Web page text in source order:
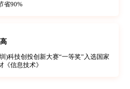
省90%
)科技创投创新大赛“一等奖”入选国家
《信息技术》